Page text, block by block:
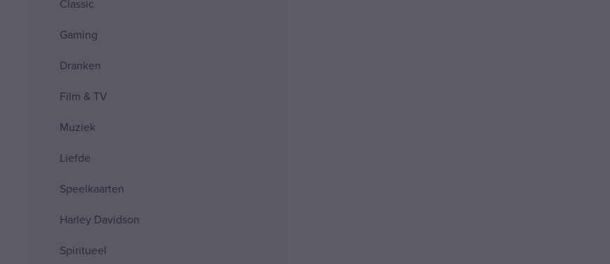
Classic
Gaming
Dranken
Film & TV
Muziek
Liefde
Speelkaarten
Harley Davidson
Spiritueel